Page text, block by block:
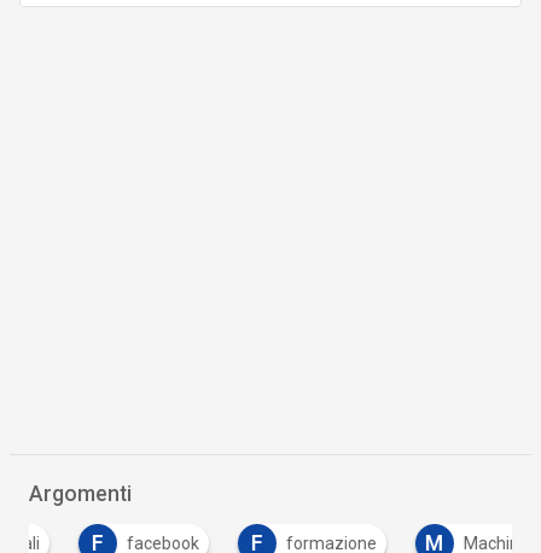
Argomenti
F facebook F formazione M Machine